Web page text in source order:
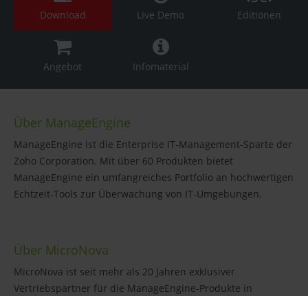
Download Live Demo Editionen
Angebot Infomaterial
Über ManageEngine
ManageEngine ist die Enterprise IT-Management-Sparte der
Zoho Corporation. Mit über 60 Produkten bietet
ManageEngine ein umfangreiches Portfolio an hochwertigen
Echtzeit-Tools zur Überwachung von IT-Umgebungen.
Über MicroNova
MicroNova ist seit mehr als 20 Jahren exklusiver
Vertriebspartner für die ManageEngine-Produkte in